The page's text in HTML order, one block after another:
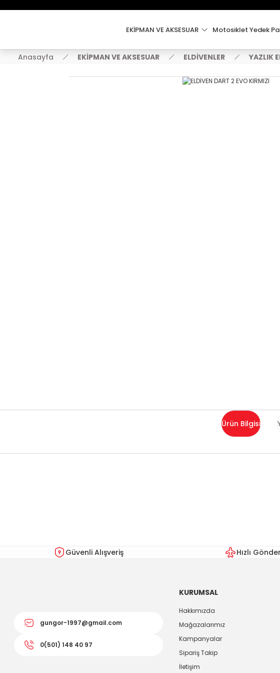
EKİPMAN VE AKSESUAR Motosiklet Yedek
Anasayfa EKİPMAN VE AKSESUAR ELDİVENLER YAZLIK
Ürün Bilgisi
Ürün fiyatı diğer sitelerden daha pahalı.
Güvenli Alışveriş Hızlı
gungor-1997@gmail.com
0(501) 148 40 97
KURUMSAL
Hakkımızda
Mağazalarımız
Kampanyalar
Sipariş Takip
İletişim